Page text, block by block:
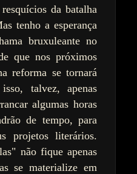
da batalha
tenho a esperança
bruxuleante no
que nos próximos
reforma se tornará
talvez, apenas
algumas horas
de tempo, para
projetos literários.
não fique apenas
se materialize em